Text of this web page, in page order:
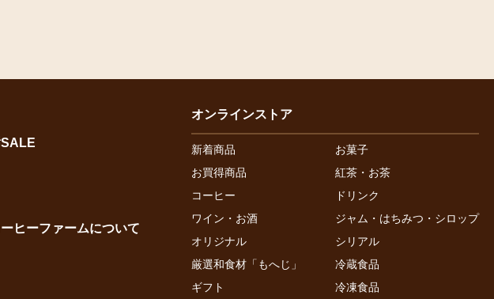
ヒーファームについて
オンラインストア
新着商品
お菓子
お買得商品
紅茶・お茶
コーヒー
ドリンク
ワイン・お酒
ジャム・はちみつ・シロップ
オリジナル
シリアル
厳選和食材「もへじ」
冷蔵食品
ギフト
冷凍食品